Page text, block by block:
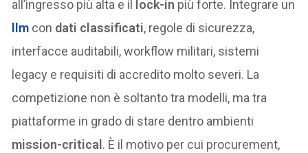
all’ingresso più alta e il lock-in più forte. Integrare un
llm con dati classificati, regole di sicurezza,
interfacce auditabili, workflow militari, sistemi
legacy e requisiti di accredito molto severi. La
competizione non è soltanto tra modelli, ma tra
piattaforme in grado di stare dentro ambienti
mission-critical. È il motivo per cui procurement,